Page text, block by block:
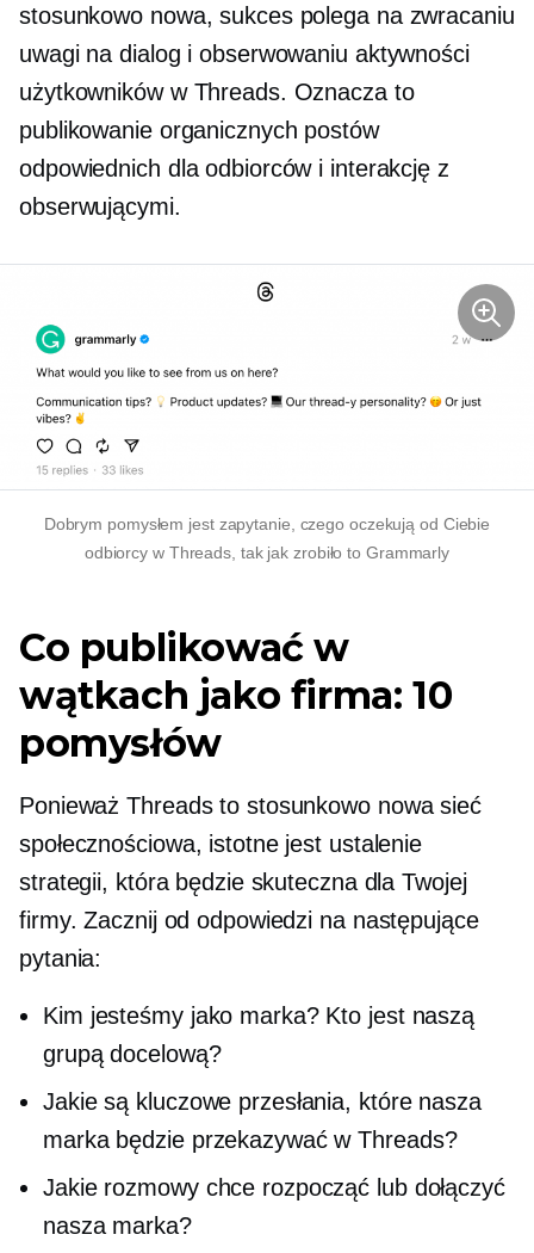
stosunkowo nowa, sukces polega na zwracaniu
uwagi na dialog i obserwowaniu aktywności
użytkowników w Threads. Oznacza to
publikowanie organicznych postów
odpowiednich dla odbiorców i interakcję z
obserwującymi.
Dobrym pomysłem jest zapytanie, czego oczekują od Ciebie
odbiorcy w Threads, tak jak zrobiło to Grammarly
Co publikować w
wątkach jako firma: 10
pomysłów
Ponieważ Threads to stosunkowo nowa sieć
społecznościowa, istotne jest ustalenie
strategii, która będzie skuteczna dla Twojej
firmy. Zacznij od odpowiedzi na następujące
pytania:
Kim jesteśmy jako marka? Kto jest naszą
grupą docelową?
Jakie są kluczowe przesłania, które nasza
marka będzie przekazywać w Threads?
Jakie rozmowy chce rozpocząć lub dołączyć
nasza marka?